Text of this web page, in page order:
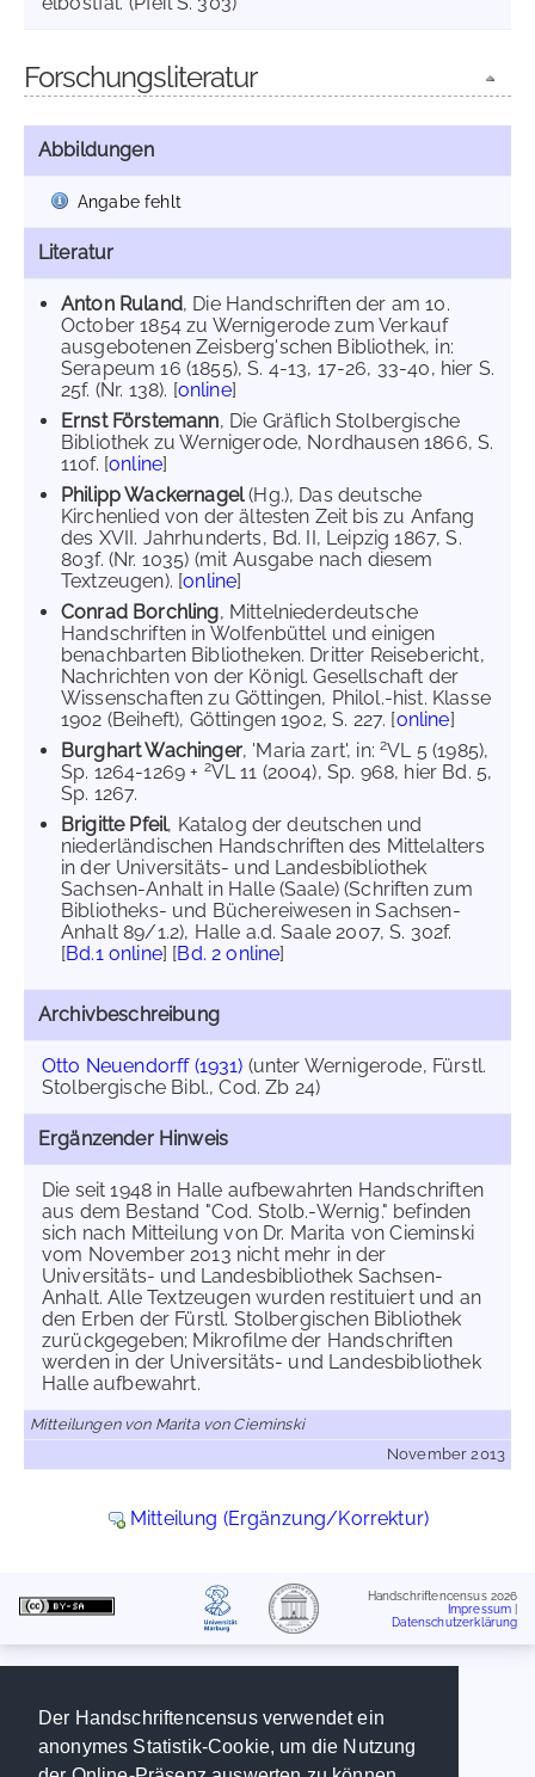
Der Handschriftencensus verwendet ein
anonymes Statistik-Cookie, um die Nutzung
Forschungsliteratur
Abbildungen
Angabe fehlt
Literatur
Anton Ruland, Die Handschriften der am 10.
October 1854 zu Wernigerode zum Verkauf
ausgebotenen Zeisberg'schen Bibliothek, in:
Serapeum 16 (1855), S. 4-13, 17-26, 33-40, hier S.
25f. (Nr. 138). [online]
Ernst Förstemann, Die Gräflich Stolbergische
Bibliothek zu Wernigerode, Nordhausen 1866, S.
110f. [online]
Philipp Wackernagel(Hg.), Das deutsche
Kirchenlied von der ältesten Zeit bis zu Anfang
des XVII. Jahrhunderts, Bd. II, Leipzig 1867, S.
803f. (Nr. 1035) (mit Ausgabe nach diesem
Textzeugen). [online]
Conrad Borchling, Mittelniederdeutsche
Handschriften in Wolfenbüttel und einigen
benachbarten Bibliotheken. Dritter Reisebericht,
Nachrichten von der Königl. Gesellschaft der
Wissenschaften zu Göttingen, Philol.-hist. Klasse
1902 (Beiheft), Göttingen 1902, S. 227. [online]
Burghart Wachinger, 'Maria zart', in:2VL 5 (1985),
Sp. 1264-1269 + 2VL 11 (2004), Sp. 968, hier Bd. 5,
Sp. 1267.
Brigitte Pfeil, Katalog der deutschen und
niederländischen Handschriften des Mittelalters
in der Universitäts- und Landesbibliothek
Sachsen-Anhalt in Halle (Saale) (Schriften zum
Bibliotheks- und Büchereiwesen in Sachsen-
Anhalt 89/1.2), Halle a.d. Saale 2007, S. 302f.
[Bd.1 online] [Bd. 2 online]
Archivbeschreibung
Otto Neuendorff (1931) (unter Wernigerode, Fürstl.
Stolbergische Bibl., Cod. Zb 24)
Ergänzender Hinweis
Die seit 1948 in Halle aufbewahrten Handschriften
aus dem Bestand "Cod. Stolb.-Wernig." befinden
sich nach Mitteilung von Dr. Marita von Cieminski
vom November 2013 nicht mehr in der
Universitäts- und Landesbibliothek Sachsen-
Anhalt. Alle Textzeugen wurden restituiert und an
den Erben der Fürstl. Stolbergischen Bibliothek
zurückgegeben; Mikrofilme der Handschriften
werden in der Universitäts- und Landesbibliothek
Halle aufbewahrt.
Mitteilungen von Marita von Cieminski
November 2013
Mitteilung (Ergänzung/Korrektur)
Handschriftencensus 2026
Impressum
Datenschutzerklärung